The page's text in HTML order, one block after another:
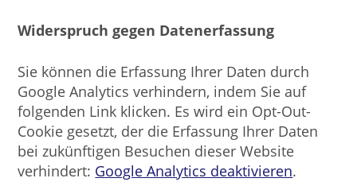
Widerspruch gegen Datenerfassung
Sie können die Erfassung Ihrer Daten durch
Google Analytics verhindern, indem Sie auf
folgenden Link klicken. Es wird ein Opt-Out-
Cookie gesetzt, der die Erfassung Ihrer Daten
bei zukünftigen Besuchen dieser Website
verhindert: Google Analytics deaktivieren.